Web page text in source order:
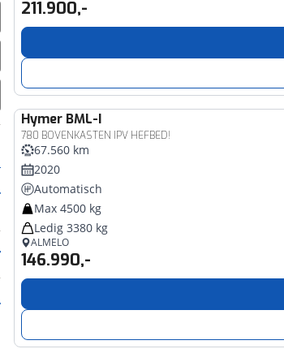
211.900,-
Hymer BML-I
780 BOVENKASTEN IPV HEFBED!
67.560 km
2020
Automatisch
Max 4500 kg
Ledig 3380 kg
ALMELO
146.990,-